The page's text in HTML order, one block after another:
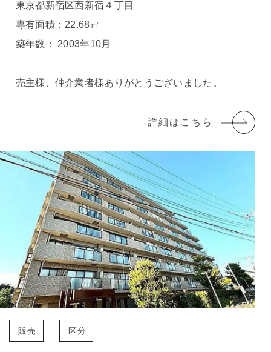
東京都新宿区西新宿４丁目
専有面積：22.68㎡
築年数： 2003年10月
売主様、仲介業者様ありがとうございました。
詳細はこちら
販売 区分